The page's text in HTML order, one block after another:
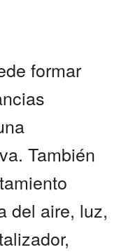
formar
También
del aire, luz,